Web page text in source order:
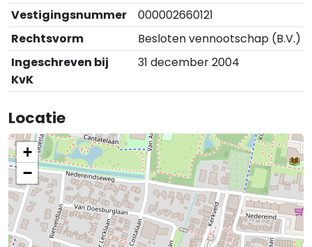
Vestigingsnummer
000002660121
Rechtsvorm
Besloten vennootschap (B.V.)
Ingeschreven bij
KvK
31 december 2004
Locatie
+
−